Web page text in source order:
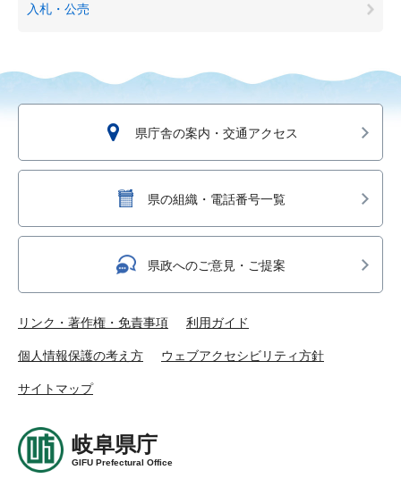
入札・公売
県庁舎の案内・交通アクセス
県の組織・電話番号一覧
県政へのご意見・ご提案
リンク・著作権・免責事項 利用ガイド
個人情報保護の考え方 ウェブアクセシビリティ方針
サイトマップ
岐阜県庁
GIFU Prefectural Office